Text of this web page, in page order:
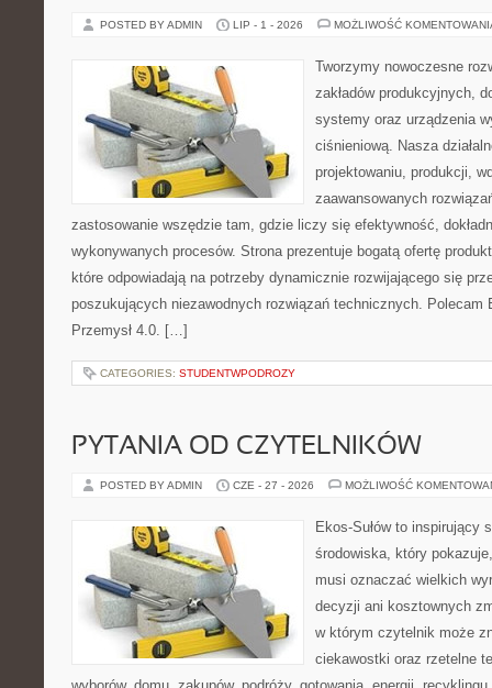
POSTED BY ADMIN LIP - 1 - 2026 MOŻLIWOŚĆ
Tworzymy nowoczesne
zakładów produkcyjnych,
systemy oraz urządzenia
ciśnieniową. Nasza
projektowaniu, produkcji,
zaawansowanych
zastosowanie wszędzie tam, gdzie liczy się efektywność,
wykonywanych procesów. Strona prezentuje bogatą ofertę
które odpowiadają na potrzeby dynamicznie rozwijającego się
poszukujących niezawodnych rozwiązań technicznych. Polecam
Przemysł 4.0. […]
CATEGORIES: STUDENTWPODROZY
PYTANIA OD CZYTELNIKÓW
POSTED BY ADMIN CZE - 27 - 2026 MOŻLIWOŚĆ
Ekos-Sułów to inspirujący
środowiska, który
musi oznaczać wielkich
decyzji ani kosztownych
w którym czytelnik może
ciekawostki oraz rzetelne